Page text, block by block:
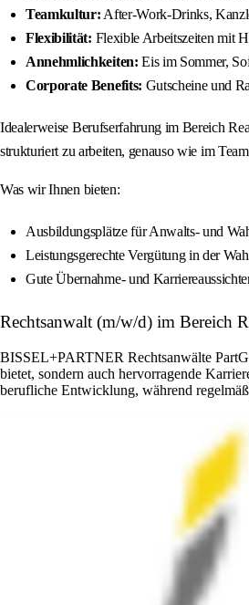
Teamkultur: After-Work-Drinks,
Flexibilität: Flexible Arbeitszeiten mit
Annehmlichkeiten: Eis im Sommer,
Corporate Benefits: Gutscheine und
Idealerweise Berufserfahrung im Bereich
strukturiert zu arbeiten, genauso wie im
Was wir Ihnen bieten:
Ausbildungsplätze für Anwalts- und
Leistungsgerechte Vergütung in der
Gute Übernahme- und
Rechtsanwalt (m/w/d) im Bereich
BISSEL+PARTNER Rechtsanwälte
bietet, sondern auch hervorragende
berufliche Entwicklung, während